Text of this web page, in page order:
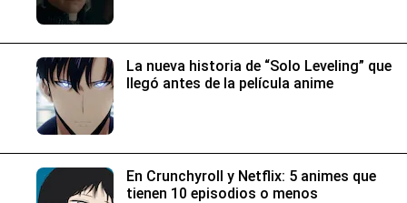
La nueva historia de “Solo Leveling” que
llegó antes de la película anime
En Crunchyroll y Netflix: 5 animes que
tienen 10 episodios o menos